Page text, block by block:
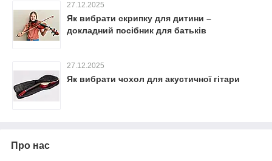
27.12.2025
Як вибрати скрипку для дитини –
докладний посібник для батьків
27.12.2025
Як вибрати чохол для акустичної гітари
Про нас